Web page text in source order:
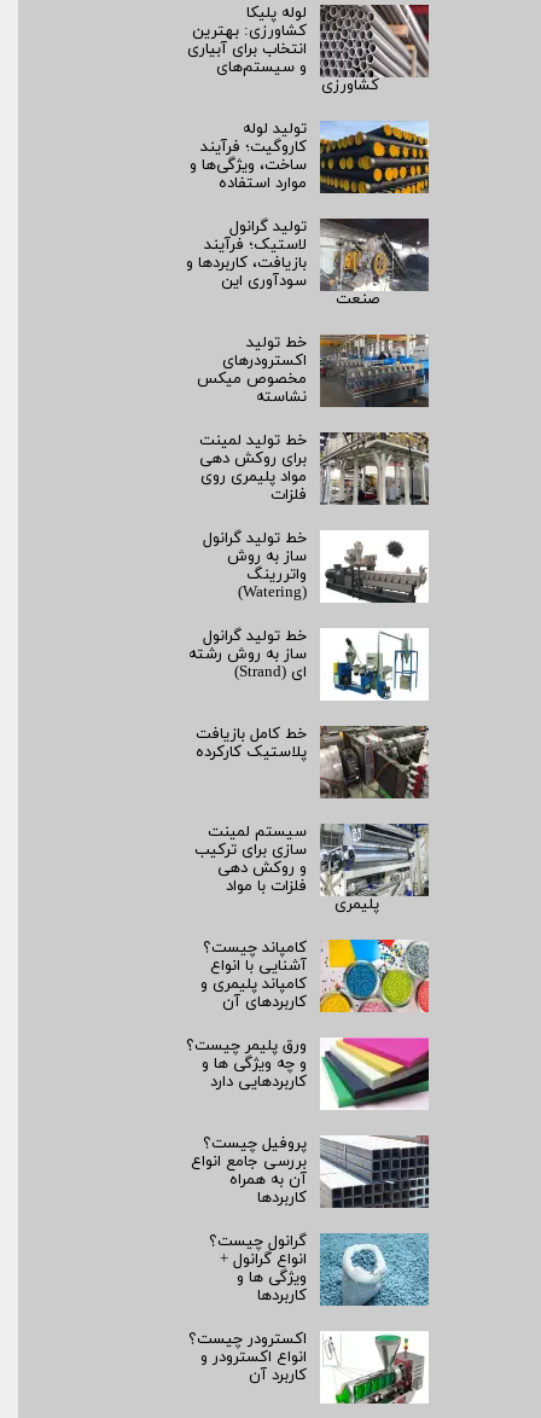
لوله پلیکا
کشاورزی: بهترین
انتخاب برای آبیاری
و سیستم‌های
کشاورزی
تولید لوله
کاروگیت؛ فرآیند
ساخت، ویژگی‌ها و
موارد استفاده
تولید گرانول
لاستیک؛ فرآیند
بازیافت، کاربردها و
سودآوری این
صنعت
خط تولید
اکسترودرهای
مخصوص میکس
نشاسته
خط تولید لمینت
برای روکش‌ دهی
مواد پلیمری روی
فلزات
خط تولید گرانول
ساز به روش
واتررینگ
(Watering)
خط تولید گرانول
ساز به روش رشته‌
ای (Strand)
خط کامل بازیافت
پلاستیک کارکرده
سیستم لمینت‌
سازی برای ترکیب
و روکش‌ دهی
فلزات با مواد
پلیمری
کامپاند چیست؟
آشنایی با انواع
کامپاند پلیمری و
کاربردهای آن
ورق پلیمر چیست؟
و چه ویژگی ها و
کاربردهایی دارد
پروفیل چیست؟
بررسی جامع انواع
آن به همراه
کاربردها
گرانول چیست؟
انواع گرانول +
ویژگی ها و
کاربردها
اکسترودر چیست؟
انواع اکسترودر و
کاربرد آن